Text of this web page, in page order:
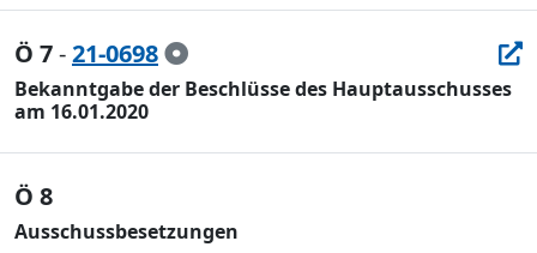
Ö 7-21-0698
Bekanntgabe der Beschlüsse des Hauptausschusses
am 16.01.2020
Ö 8
Ausschussbesetzungen